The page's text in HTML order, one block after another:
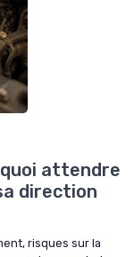
attendre
direction
risques sur la